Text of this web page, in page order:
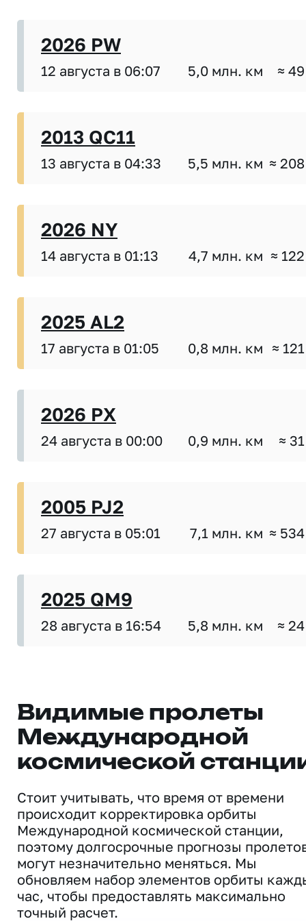
2026 PW
12 августа в 06:07 5,0 млн. км ≈
2013 QC11
13 августа в 04:33 5,5 млн. км ≈
2026 NY
14 августа в 01:13 4,7 млн. км ≈
2025 AL2
17 августа в 01:05 0,8 млн. км ≈
2026 PX
24 августа в 00:00 0,9 млн. км ≈
2005 PJ2
27 августа в 05:01 7,1 млн. км ≈
2025 QM9
28 августа в 16:54 5,8 млн. км ≈
Видимые пролеты
Международной
космической
Стоит учитывать, что время от времени
происходит корректировка орбиты
Международной космической станции,
поэтому долгосрочные прогнозы
могут незначительно меняться. Мы
обновляем набор элементов орбиты
час, чтобы предоставлять максимально
точный расчет.